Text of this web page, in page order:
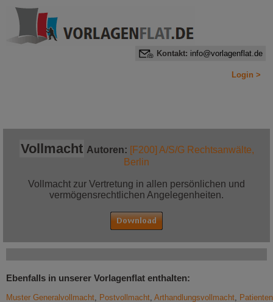
Kontakt: info@vorlagenflat.de
Login >
Vollmacht Autoren: [F200] A/S/G Rechtsanwälte,
Berlin
Vollmacht zur Vertretung in allen persönlichen und
vermögensrechtlichen Angelegenheiten.
Ebenfalls in unserer Vorlagenflat enthalten:
Muster Generalvollmacht, Postvollmacht, Arthandlungsvollmacht,